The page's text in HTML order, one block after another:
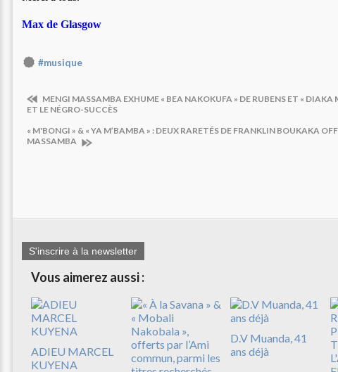
Max de Glasgow
#musique
MENGI MASSAMBA EXHUME « BEA NAKOKUFA » DE RUBENS ET « DIAKA
ET LE NÉGRO-SUCCÈS
« M'BONGI » & « YA M’BAMBA » : DEUX RARETÉS DE FRANKLIN BOUKAKA
MASSAMBA
S'inscrire à la newsletter
Vous aimerez aussi :
ADIEU MARCEL
KUYENA
D.V Muanda, 41
ans déjà